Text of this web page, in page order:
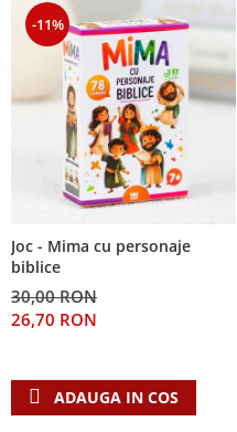
-11%
Joc - Mima cu personaje
biblice
30,00 RON
26,70 RON
ADAUGA IN COS